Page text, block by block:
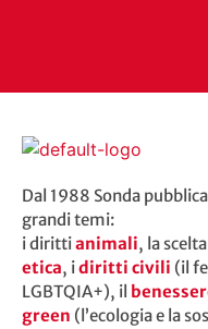
Dal 1988 Sonda
grandi temi:
i dirittianimali, la
etica, idiritti civili (il
LGBTQIA+), il
green (l’ecologia e la